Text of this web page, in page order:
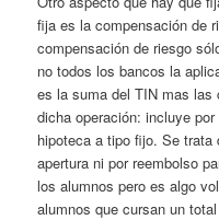
fija es la compensación de
compensación de riesgo
no todos los bancos la
es la suma del TIN mas las
dicha operación: incluye
hipoteca a tipo fijo. Se
apertura ni por reembolso
los alumnos pero es algo
alumnos que cursan un